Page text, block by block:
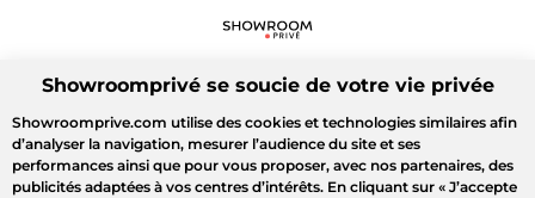
Showroomprivé se soucie de votre vie privée
Showroomprive.com utilise des cookies et technologies similaires afin
d’analyser la navigation, mesurer l’audience du site et ses
performances ainsi que pour vous proposer, avec nos partenaires, des
publicités adaptées à vos centres d’intérêts. En cliquant sur « J’accepte